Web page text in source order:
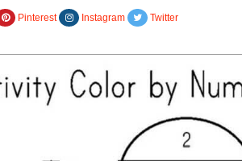
Pinterest Instagram Twitter